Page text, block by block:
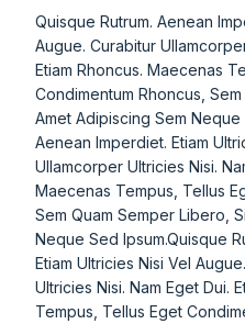
Quisque Rutrum. Aenean
Augue. Curabitur
Etiam Rhoncus. Maecenas
Condimentum Rhoncus,
Amet Adipiscing Sem Neque
Aenean Imperdiet. Etiam
Ullamcorper Ultricies Nisi.
Maecenas Tempus, Tellus
Sem Quam Semper Libero,
Neque Sed Ipsum.Quisque
Etiam Ultricies Nisi Vel
Ultricies Nisi. Nam Eget Dui.
Tempus, Tellus Eget